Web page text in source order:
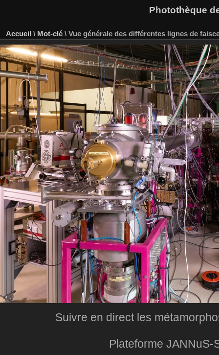
Photothèque
Accueil \ Mot-clé \ Vue générale des différentes lignes de
Suivre en direct les
Plateforme JANNuS-